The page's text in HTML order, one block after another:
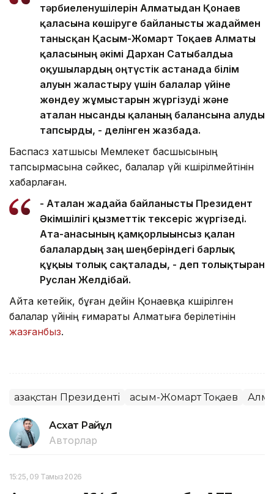
тәрбиеленушілерін Алматыдан Қонаев
қаласына көшіруге байланысты жағдаймен
танысқан Қасым-Жомарт Тоқаев Алматы
қаласының әкімі Дархан Сатыбалдыға
оқушылардың оңтүстік астанада білім
алуын жалғастыру үшін балалар үйіне
жөндеу жұмыстарын жүргізуді және
аталған нысанды қаланың балансына алуды
тапсырды, - делінген жазбада.
Баспасөз хатшысы Мемлекет басшысының
тапсырмасына сәйкес, балалар үйі көшірілмейтінін
хабарлаған.
- Аталған жағдайға байланысты Президент
Әкімшілігі қызметтік тексеріс жүргізеді.
Ата-анасының қамқорлығынсыз қалған
балалардың заң шеңберіндегі барлық
құқығы толық сақталады, - деп толықтырған
Руслан Желдібай.
Айта кетейік, бұған дейін Қонаевқа көшірілген
балалар үйінің ғимараты Алматыға берілетінін
жазғанбыз.
Қазақстан Президенті Қасым-Жомарт Тоқаев
Асхат Райқұл
Авторлар
15:25, 09 Тамыз 2026